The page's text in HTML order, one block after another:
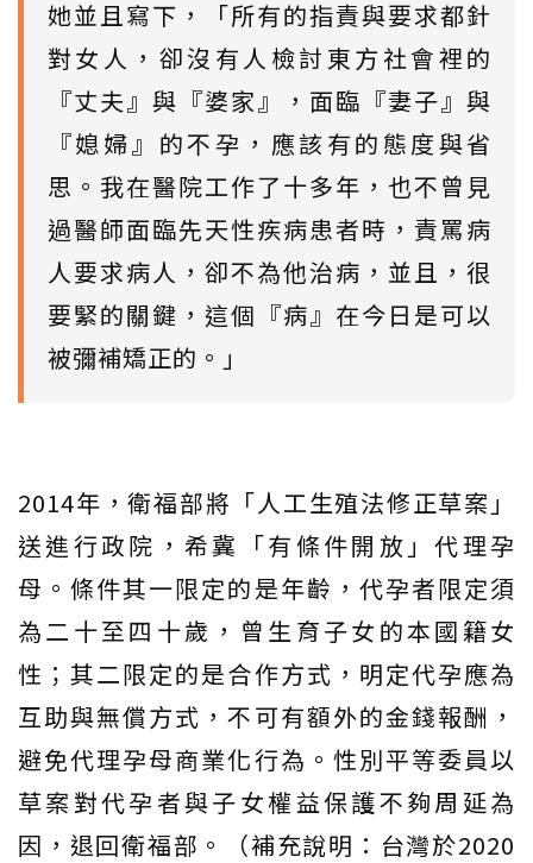
她並且寫下，「所有的指責與要求都針
對女人，卻沒有人檢討東方社會裡的
『丈夫』與『婆家』，面臨『妻子』與
『媳婦』的不孕，應該有的態度與省
思。我在醫院工作了十多年，也不曾見
過醫師面臨先天性疾病患者時，責罵病
人要求病人，卻不為他治病，並且，很
要緊的關鍵，這個『病』在今日是可以
被彌補矯正的。」
2014年，衛福部將「人工生殖法修正草案」
送進行政院，希冀「有條件開放」代理孕
母。條件其一限定的是年齡，代孕者限定須
為二十至四十歲，曾生育子女的本國籍女
性；其二限定的是合作方式，明定代孕應為
互助與無償方式，不可有額外的金錢報酬，
避免代理孕母商業化行為。性別平等委員以
草案對代孕者與子女權益保護不夠周延為
因，退回衛福部。（補充說明：台灣於2020